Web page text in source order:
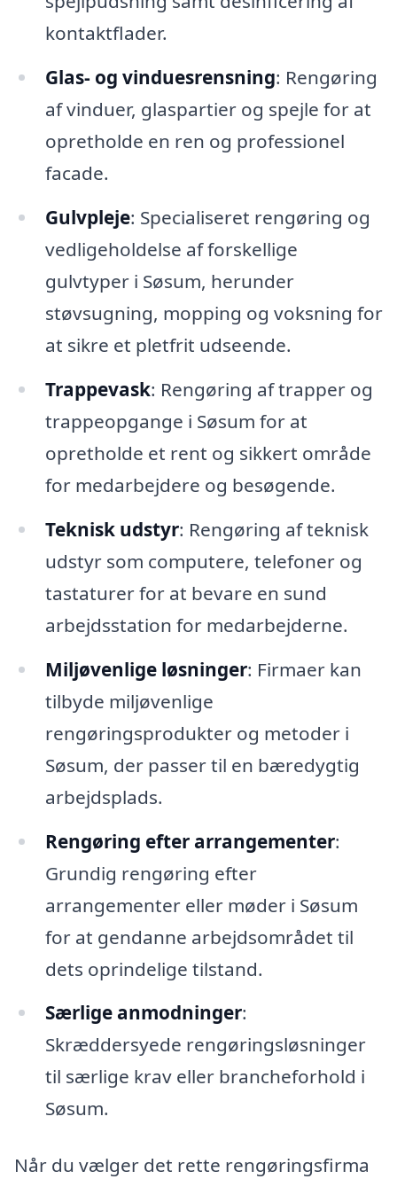
kontaktflader.
Glas- og vinduesrensning: Rengøring
af vinduer, glaspartier og spejle for at
opretholde en ren og professionel
facade.
Gulvpleje: Specialiseret rengøring og
vedligeholdelse af forskellige
gulvtyper i Søsum, herunder
støvsugning, mopping og voksning for
at sikre et pletfrit udseende.
Trappevask: Rengøring af trapper og
trappeopgange i Søsum for at
opretholde et rent og sikkert område
for medarbejdere og besøgende.
Teknisk udstyr: Rengøring af teknisk
udstyr som computere, telefoner og
tastaturer for at bevare en sund
arbejdsstation for medarbejderne.
Miljøvenlige løsninger: Firmaer kan
tilbyde miljøvenlige
rengøringsprodukter og metoder i
Søsum, der passer til en bæredygtig
arbejdsplads.
Rengøring efter arrangementer:
Grundig rengøring efter
arrangementer eller møder i Søsum
for at gendanne arbejdsområdet til
dets oprindelige tilstand.
Særlige anmodninger:
Skræddersyede rengøringsløsninger
til særlige krav eller brancheforhold i
Søsum.
Når du vælger det rette rengøringsfirma